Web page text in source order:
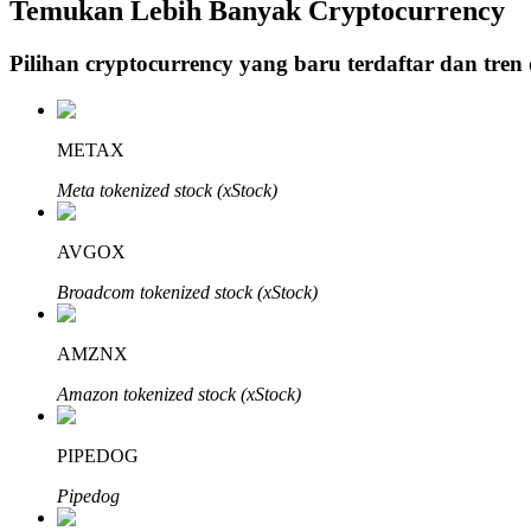
Penguncian BTR
Investasi eksklusif untuk pemegang BTR
Pinjaman
Layanan pinjaman yang didukung Crypto
Temukan Lebih Banyak Cryptocurrency
Pilihan cryptocurrency yang baru terdaftar dan tren
METAX
Meta tokenized stock (xStock)
AVGOX
Broadcom tokenized stock (xStock)
AMZNX
Amazon tokenized stock (xStock)
PIPEDOG
Pipedog